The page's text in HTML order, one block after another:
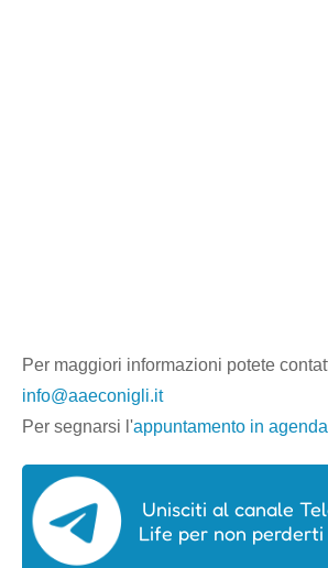
Per maggiori informazioni potete
info@aaeconigli.it
Per segnarsi l'appuntamento in
Unisciti al canale
Life per non